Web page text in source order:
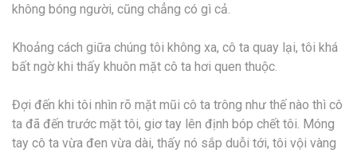
không bóng người, cũng chẳng có gì cả.
Khoảng cách giữa chúng tôi không xa, cô ta quay lại, tôi khá
bất ngờ khi thấy khuôn mặt cô ta hơi quen thuộc.
Đợi đến khi tôi nhìn rõ mặt mũi cô ta trông như thế nào thì cô
ta đã đến trước mặt tôi, giơ tay lên định bóp chết tôi. Móng
tay cô ta vừa đen vừa dài, thấy nó sắp duỗi tới, tôi vội vàng